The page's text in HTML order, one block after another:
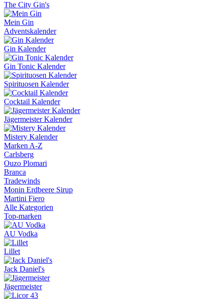
The City Gin's
Mein Gin
Adventskalender
Gin Kalender
Gin Tonic Kalender
Spirituosen Kalender
Cocktail Kalender
Jägermeister Kalender
Mistery Kalender
Marken A-Z
Carlsberg
Ouzo Plomari
Branca
Tradewinds
Monin Erdbeere Sirup
Martini Fiero
Alle Kategorien
Top-marken
AU Vodka
Lillet
Jack Daniel's
Jägermeister